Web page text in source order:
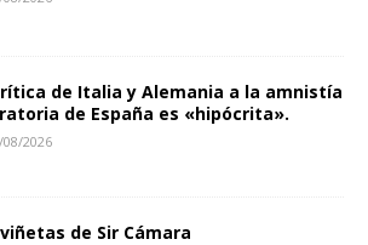
de Italia y Alemania a la amnistía
de España es «hipócrita».
08/2026
de Sir Cámara